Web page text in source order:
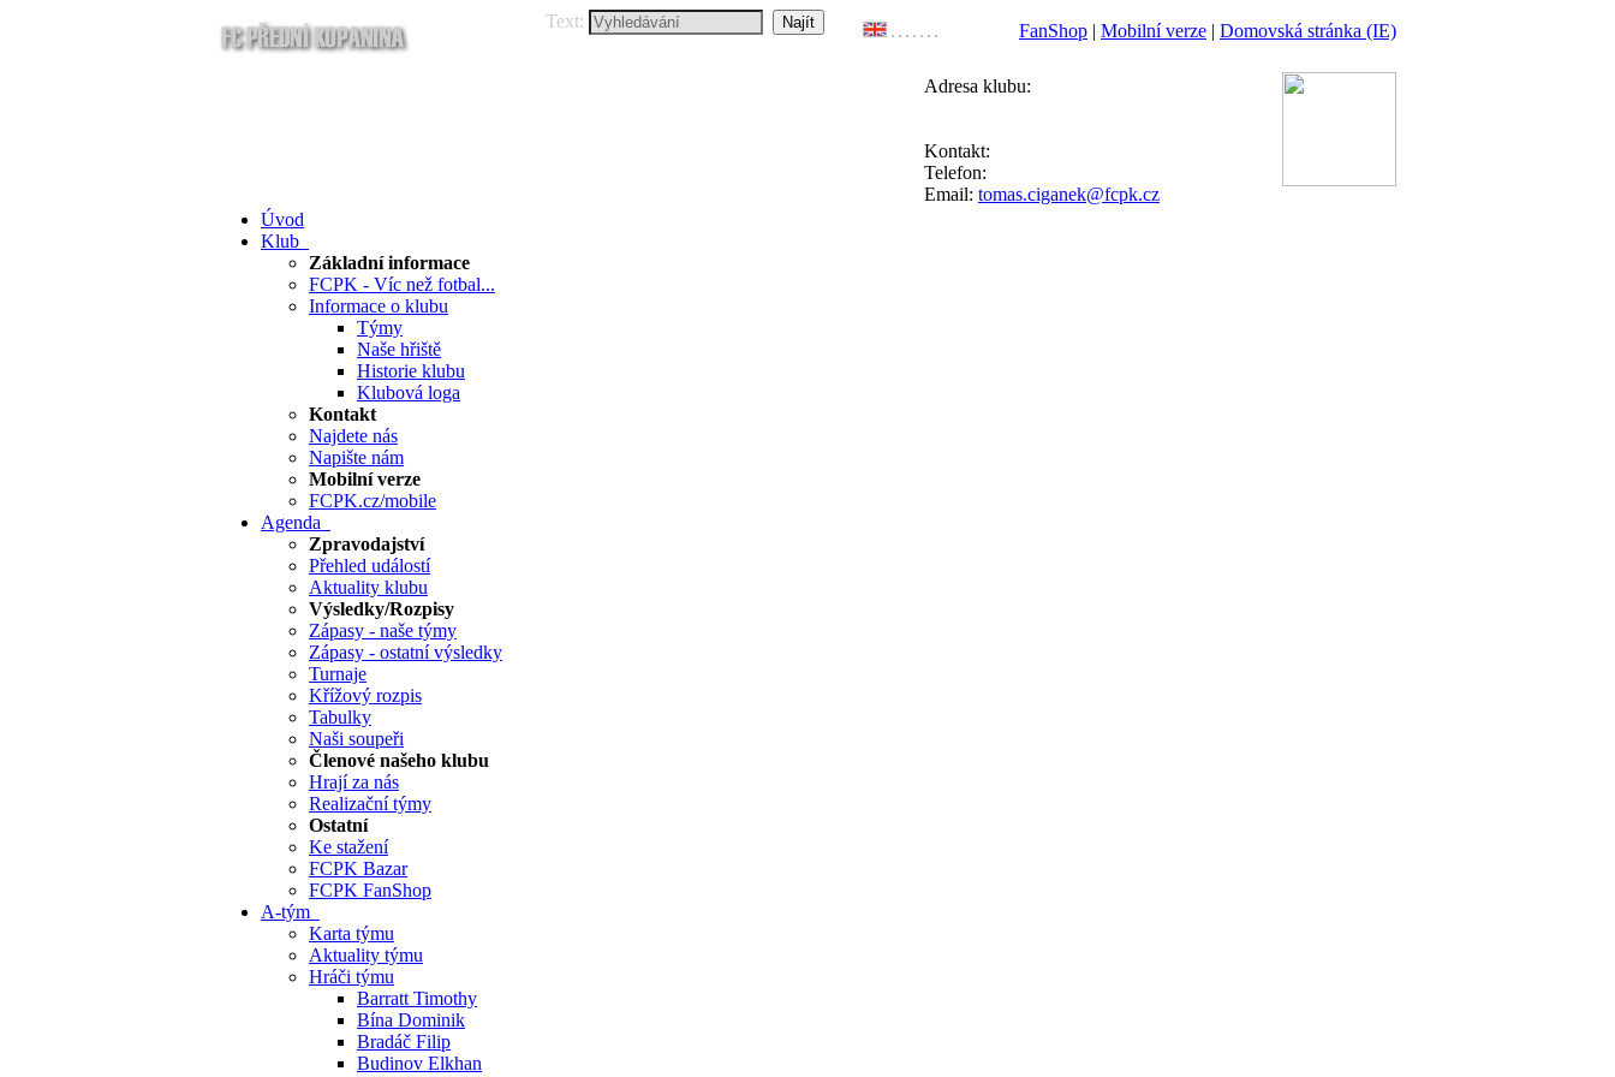
Text: FanShop | Mobilní verze | Domovská stránka (IE)
Adresa klubu:
Kontakt:
Telefon:
Email: tomas.ciganek@fcpk.cz
Úvod
Klub
Základní informace
FCPK - Víc než fotbal...
Informace o klubu
Týmy
Naše hřiště
Historie klubu
Klubová loga
Kontakt
Najdete nás
Napište nám
Mobilní verze
FCPK.cz/mobile
Agenda
Zpravodajství
Přehled událostí
Aktuality klubu
Výsledky/Rozpisy
Zápasy - naše týmy
Zápasy - ostatní výsledky
Turnaje
Křížový rozpis
Tabulky
Naši soupeři
Členové našeho klubu
Hrají za nás
Realizační týmy
Ostatní
Ke stažení
FCPK Bazar
FCPK FanShop
A-tým
Karta týmu
Aktuality týmu
Hráči týmu
Barratt Timothy
Bína Dominik
Bradáč Filip
Budinov Elkhan